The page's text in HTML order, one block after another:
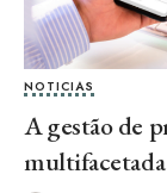
NOTICIAS
A gestão de
multifacetada